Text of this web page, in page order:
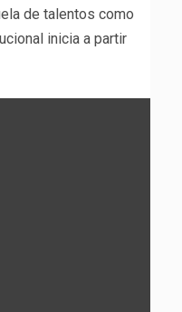
de talentos como
inicia a partir